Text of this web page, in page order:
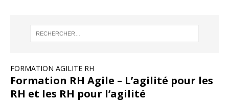
FORMATION AGILITE RH
Formation RH Agile – L’agilité pour les
RH et les RH pour l’agilité